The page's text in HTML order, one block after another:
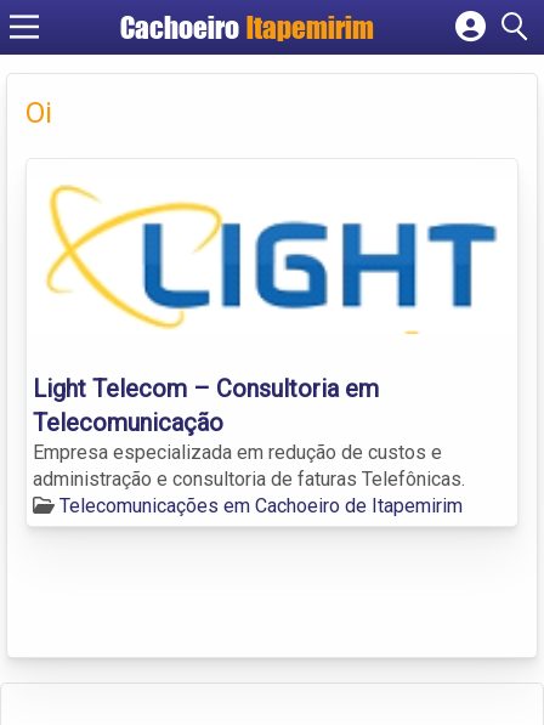
Cachoeiro Itapemirim
Cadastrar empresa
Oi
Light Telecom – Consultoria em
Telecomunicação
Empresa especializada em redução de custos e
administração e consultoria de faturas Telefônicas.
Telecomunicações em Cachoeiro de Itapemirim